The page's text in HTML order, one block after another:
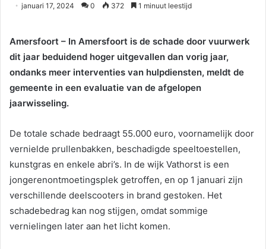
januari 17, 2024 0 372 1 minuut leestijd
Amersfoort – In Amersfoort is de schade door vuurwerk
dit jaar beduidend hoger uitgevallen dan vorig jaar,
ondanks meer interventies van hulpdiensten, meldt de
gemeente in een evaluatie van de afgelopen
jaarwisseling.
De totale schade bedraagt 55.000 euro, voornamelijk door
vernielde prullenbakken, beschadigde speeltoestellen,
kunstgras en enkele abri’s. In de wijk Vathorst is een
jongerenontmoetingsplek getroffen, en op 1 januari zijn
verschillende deelscooters in brand gestoken. Het
schadebedrag kan nog stijgen, omdat sommige
vernielingen later aan het licht komen.